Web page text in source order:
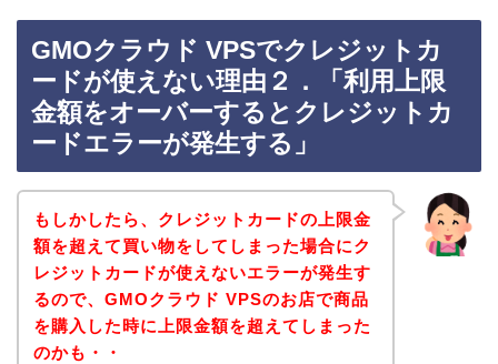
GMOクラウド VPSでクレジットカ
ードが使えない理由２．「利用上限
金額をオーバーするとクレジットカ
ードエラーが発生する」
もしかしたら、クレジットカードの上限金
額を超えて買い物をしてしまった場合にク
レジットカードが使えないエラーが発生す
るので、GMOクラウド VPSのお店で商品
を購入した時に上限金額を超えてしまった
のかも・・